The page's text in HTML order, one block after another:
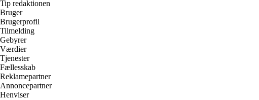
Tip redaktionen
Bruger
Brugerprofil
Tilmelding
Gebyrer
Værdier
Tjenester
Fællesskab
Reklamepartner
Annoncepartner
Henviser